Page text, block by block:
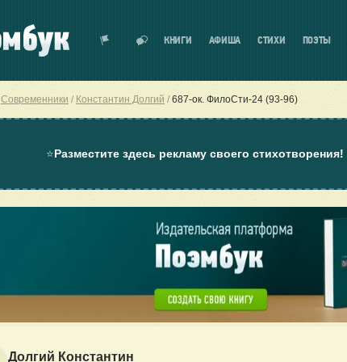
КНИГИ АФИША СТИХИ ПОЭТЫ
Современники Константин Долгий 687-ок. ФилоСти-24 (93-96)
⭐Разместите здесь рекламу своего стихотворения!
Долгий Константин